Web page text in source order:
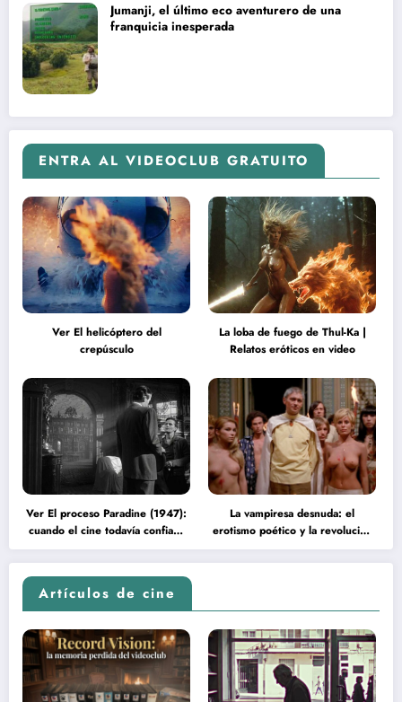
Jumanji, el último eco aventurero de una
franquicia inesperada
ENTRA AL VIDEOCLUB GRATUITO
Ver El helicóptero del
crepúsculo
La loba de fuego de Thul-Ka |
Relatos eróticos en video
Ver El proceso Paradine (1947):
cuando el cine todavía confiaba
en la inteligencia del espectador
La vampiresa desnuda: el
erotismo poético y la revolución
psicodélica de Jean Rollin
Artículos de cine